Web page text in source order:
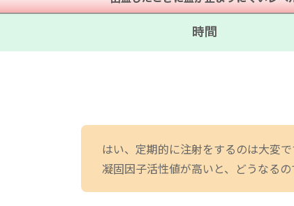
はい、定期的に注射をするのは大変
凝固因子活性値が高いと、どうなる